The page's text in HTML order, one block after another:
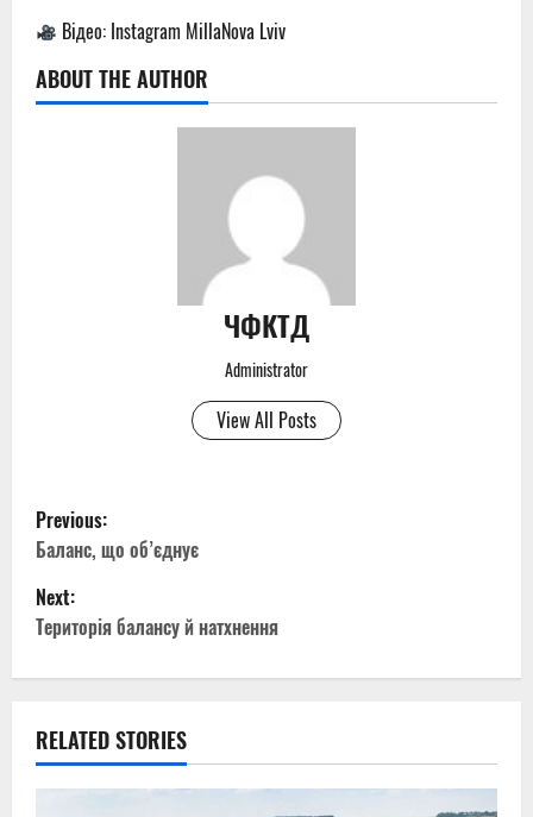
Відео: Instagram MillaNova Lviv
ABOUT THE AUTHOR
ЧФКТД
Administrator
View All Posts
P
o
s
a
Previous:
Баланс, що об’єднує
Next:
Територія балансу й натхнення
RELATED STORIES